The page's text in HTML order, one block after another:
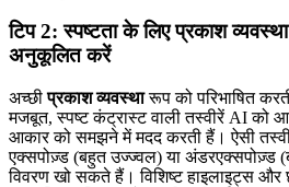
टिप 2: स्पष्टता के लिए प्रकाश
अनुकूलित करें
अच्छीप्रकाश व्यवस्थारूप को परिभाषित
मजबूत, स्पष्ट कंट्रास्ट वाली तस्वीरें AI को
आकार को समझने में मदद करती हैं। ऐसी
एक्सपोज़्ड (बहुत उज्ज्वल) या अंडरएक्सपोज़्ड
विवरण खो सकते हैं। विशिष्ट हाइलाइट्स और